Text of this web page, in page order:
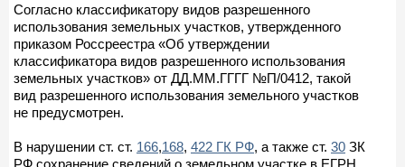
Согласно классификатору видов разрешенного
использования земельных участков, утвержденного
приказом Россреестра «Об утверждении
классификатора видов разрешенного использования
земельных участков» от ДД.ММ.ГГГГ №П/0412, такой
вид разрешенного использования земельного участков
не предусмотрен.
В нарушении ст. ст. 166,168, 422 ГК РФ, а также ст. 30 ЗК
РФ сохранение сведений о земельном участке в ЕГРН